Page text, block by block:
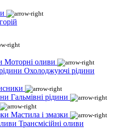
Моторні оливи
Охолоджуючі рідини
Гальмівні рідини
Мастила і змазки
Трансмісійні оливи